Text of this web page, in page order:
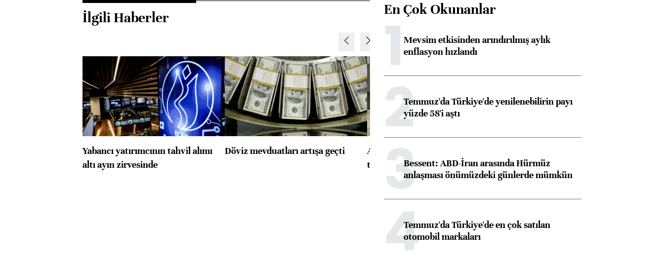
İlgili Haberler
Yabancı yatırımcının tahvil alımı
altı ayın zirvesinde
Döviz mevduatları artışa geçti
ABD'de konut başlangıçları
toparlandı
görüşmelere hazırlanıyor
En Çok Okunanlar
1Mevsim etkisinden arındırılmış aylık
enflasyon hızlandı
2Temmuz'da Türkiye'de yenilenebilirin payı
yüzde 58'i aştı
3Bessent: ABD-İran arasında Hürmüz
anlaşması önümüzdeki günlerde mümkün
4Temmuz'da Türkiye'de en çok satılan
otomobil markaları